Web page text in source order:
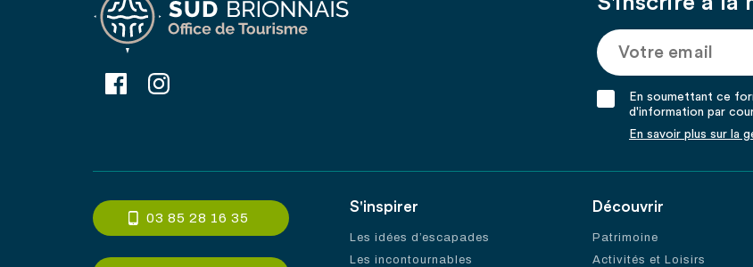
En soumettant ce
d'information par
En savoir plus sur la
03 85 28 16 35
S'inspirer
Les idées d’escapades
Les incontournables
Découvrir
Patrimoine
Activités et Loisirs